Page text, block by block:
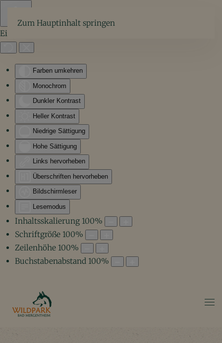
Eingabehilfen öffnen
Farben umkehren
Monochrom
Dunkler Kontrast
Heller Kontrast
Niedrige Sättigung
Hohe Sättigung
Links hervorheben
Überschriften hervorheben
Bildschirmleser
Lesemodus
Inhaltsskalierung 100%
Schriftgröße 100%
Zeilenhöhe 100%
Buchstabenabstand 100%
Zum Hauptinhalt springen